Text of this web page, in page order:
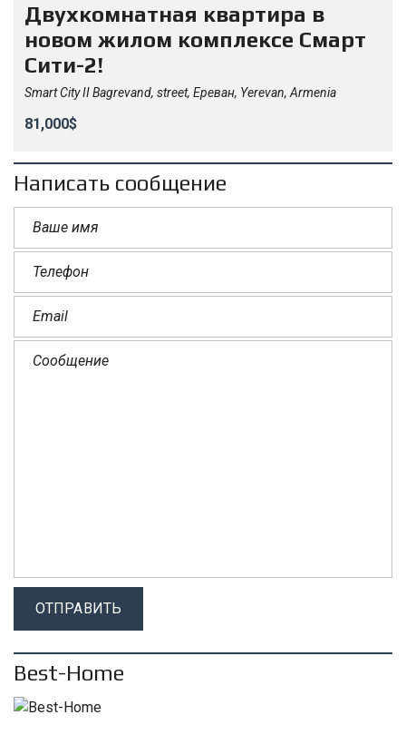
Двухкомнатная квартира в
новом жилом комплексе Смарт
Сити-2!
Smart City II Bagrevand, street, Ереван, Yerevan, Armenia
81,000$
Написать сообщение
Best-Home